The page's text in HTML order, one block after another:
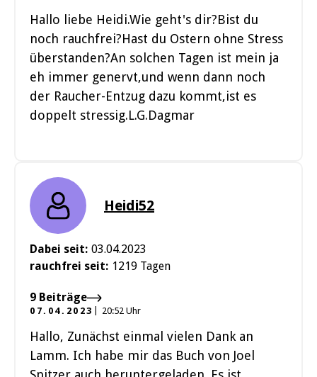
Hallo liebe Heidi.Wie geht's dir?Bist du
noch rauchfrei?Hast du Ostern ohne Stress
überstanden?An solchen Tagen ist mein ja
eh immer genervt,und wenn dann noch
der Raucher-Entzug dazu kommt,ist es
doppelt stressig.L.G.Dagmar
Heidi52
Dabei seit: 03.04.2023
rauchfrei seit: 1219 Tagen
9 Beiträge
07.04.2023 20:52 Uhr
Hallo, Zunächst einmal vielen Dank an
Lamm. Ich habe mir das Buch von Joel